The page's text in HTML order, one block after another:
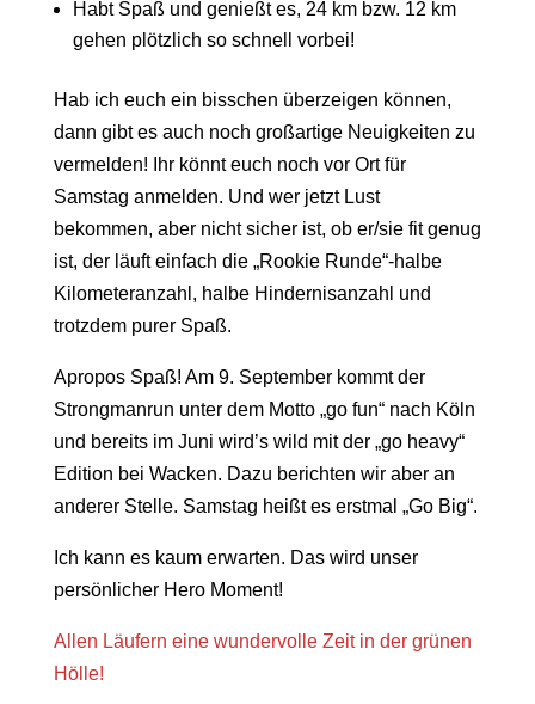
Habt Spaß und genießt es, 24 km bzw. 12 km
gehen plötzlich so schnell vorbei!
Hab ich euch ein bisschen überzeigen können,
dann gibt es auch noch großartige Neuigkeiten zu
vermelden! Ihr könnt euch noch vor Ort für
Samstag anmelden. Und wer jetzt Lust
bekommen, aber nicht sicher ist, ob er/sie fit genug
ist, der läuft einfach die „Rookie Runde“-halbe
Kilometeranzahl, halbe Hindernisanzahl und
trotzdem purer Spaß.
Apropos Spaß! Am 9. September kommt der
Strongmanrun unter dem Motto „go fun“ nach Köln
und bereits im Juni wird’s wild mit der „go heavy“
Edition bei Wacken. Dazu berichten wir aber an
anderer Stelle. Samstag heißt es erstmal „Go Big“.
Ich kann es kaum erwarten. Das wird unser
persönlicher Hero Moment!
Allen Läufern eine wundervolle Zeit in der grünen
Hölle!